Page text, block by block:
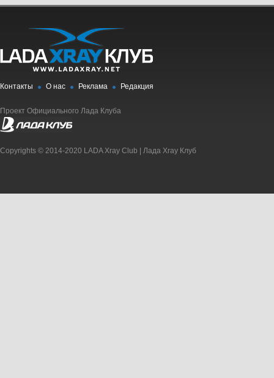
Контакты О нас Реклама Редакция
Проект Официального Лада Клуба
Copyrights © 2014-2020 LADA Xray Club | Лада Xray Клуб